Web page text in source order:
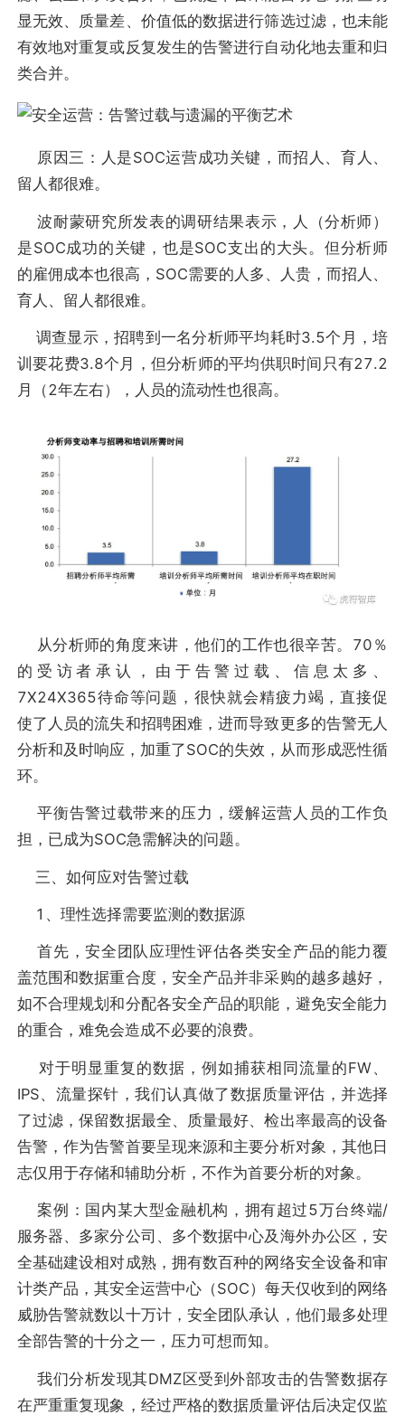
显无效、质量差、价值低的数据进行筛选过滤，也未能
有效地对重复或反复发生的告警进行自动化地去重和归
类合并。
原因三：人是SOC运营成功关键，而招人、育人、
留人都很难。
波耐蒙研究所发表的调研结果表示，人（分析师）
是SOC成功的关键，也是SOC支出的大头。但分析师
的雇佣成本也很高，SOC需要的人多、人贵，而招人、
育人、留人都很难。
调查显示，招聘到一名分析师平均耗时3.5个月，培
训要花费3.8个月，但分析师的平均供职时间只有27.2
月（2年左右），人员的流动性也很高。
从分析师的角度来讲，他们的工作也很辛苦。70％
的受访者承认，由于告警过载、信息太多、
7X24X365待命等问题，很快就会精疲力竭，直接促
使了人员的流失和招聘困难，进而导致更多的告警无人
分析和及时响应，加重了SOC的失效，从而形成恶性循
环。
平衡告警过载带来的压力，缓解运营人员的工作负
担，已成为SOC急需解决的问题。
三、如何应对告警过载
1、理性选择需要监测的数据源
首先，安全团队应理性评估各类安全产品的能力覆
盖范围和数据重合度，安全产品并非采购的越多越好，
如不合理规划和分配各安全产品的职能，避免安全能力
的重合，难免会造成不必要的浪费。
对于明显重复的数据，例如捕获相同流量的FW、
IPS、流量探针，我们认真做了数据质量评估，并选择
了过滤，保留数据最全、质量最好、检出率最高的设备
告警，作为告警首要呈现来源和主要分析对象，其他日
志仅用于存储和辅助分析，不作为首要分析的对象。
案例：国内某大型金融机构，拥有超过5万台终端/
服务器、多家分公司、多个数据中心及海外办公区，安
全基础建设相对成熟，拥有数百种的网络安全设备和审
计类产品，其安全运营中心（SOC）每天仅收到的网络
威胁告警就数以十万计，安全团队承认，他们最多处理
全部告警的十分之一，压力可想而知。
我们分析发现其DMZ区受到外部攻击的告警数据存
在严重重复现象，经过严格的数据质量评估后决定仅监